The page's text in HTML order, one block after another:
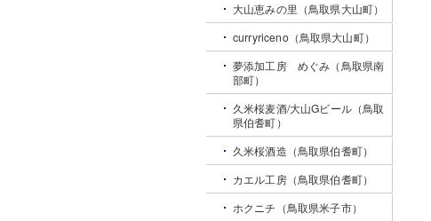
大山恵みの里（鳥取県大山町）
curryriceno（鳥取県大山町）
夢添加工房 めぐみ（鳥取県南
部町）
久米桜麦酒/大山Gビール（鳥取
県伯耆町）
久米桜酒造（鳥取県伯耆町）
カエル工房（鳥取県伯耆町）
ホクニチ（鳥取県米子市）